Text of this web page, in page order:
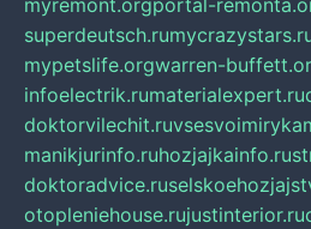
myremont.orgportal-
superdeutsch.ru
mypetslife.orgwarren-
infoelectrik.rumaterialexpert.ru
doktorvilechit.ru
manikjurinfo.ruhozjajkainfo.ru
doktoradvice.ru
otopleniehouse.rujustinterior.ru